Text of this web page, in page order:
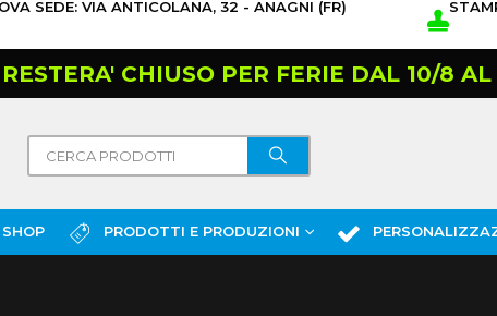
SEDE: VIA ANTICOLANA, 32 - ANAGNI (FR)
CHIUSO PER FERIE DAL 10/8 AL
SHOP PRODOTTI E PRODUZIONI